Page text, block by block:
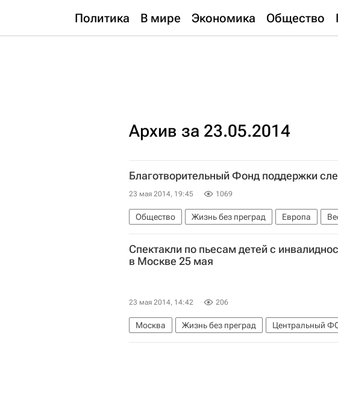
Политика В мире Экономика Общество
Архив за 23.05.2014
Благотворительный Фонд поддержки
23 мая 2014, 19:45 1069
Общество Жизнь без преград Европа
Владимир Путин
Сбербанк России
Петербургский международный экономический
Спектакли по пьесам детей с
в Москве 25 мая
23 мая 2014, 14:42 206
Москва Жизнь без преград Центральный
Гоголь-центр
Перспектива Детские вопросы